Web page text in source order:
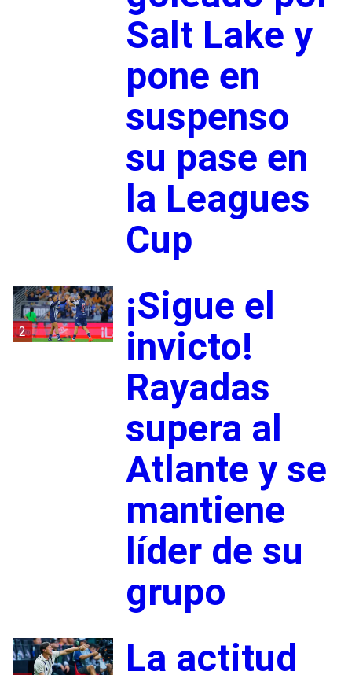
Salt Lake y
pone en
suspenso
su pase en
la Leagues
Cup
2
¡Sigue el
invicto!
Rayadas
supera al
Atlante y se
mantiene
líder de su
grupo
La actitud